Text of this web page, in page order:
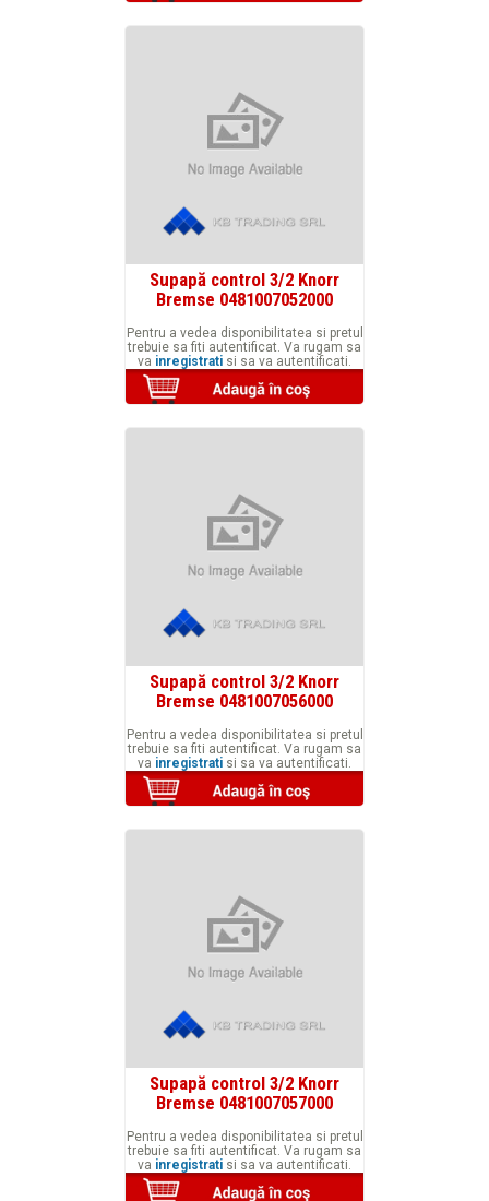
Supapă control 3/2 Knorr
Bremse 0481007052000
Pentru a vedea disponibilitatea si pretul
trebuie sa fiti autentificat. Va rugam sa
va inregistrati si sa va autentificati.
Supapă control 3/2 Knorr
Bremse 0481007056000
Pentru a vedea disponibilitatea si pretul
trebuie sa fiti autentificat. Va rugam sa
va inregistrati si sa va autentificati.
Supapă control 3/2 Knorr
Bremse 0481007057000
Pentru a vedea disponibilitatea si pretul
trebuie sa fiti autentificat. Va rugam sa
va inregistrati si sa va autentificati.